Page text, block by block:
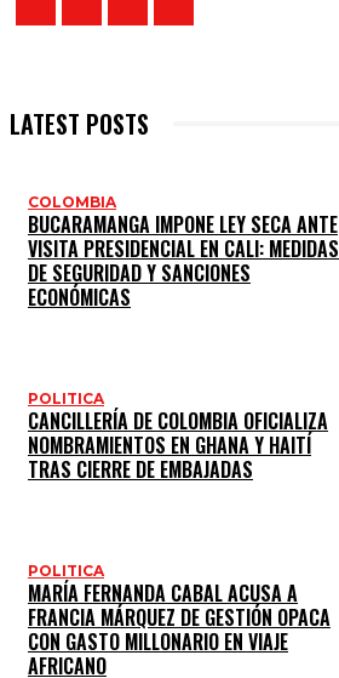
LATEST POSTS
COLOMBIA
BUCARAMANGA IMPONE LEY SECA ANTE
VISITA PRESIDENCIAL EN CALI: MEDIDAS
DE SEGURIDAD Y SANCIONES
ECONÓMICAS
POLITICA
CANCILLERÍA DE COLOMBIA OFICIALIZA
NOMBRAMIENTOS EN GHANA Y HAITÍ
TRAS CIERRE DE EMBAJADAS
POLITICA
MARÍA FERNANDA CABAL ACUSA A
FRANCIA MÁRQUEZ DE GESTIÓN OPACA
CON GASTO MILLONARIO EN VIAJE
AFRICANO